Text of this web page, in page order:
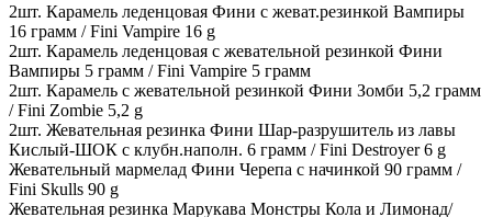
2шт. Карамель леденцовая Фини с жеват.резинкой Вампиры
16 грамм / Fini Vampire 16 g
2шт. Карамель леденцовая с жевательной резинкой Фини
Вампиры 5 грамм / Fini Vampire 5 грамм
2шт. Карамель с жевательной резинкой Фини Зомби 5,2 грамм
/ Fini Zombie 5,2 g
2шт. Жевательная резинка Фини Шар-разрушитель из лавы
Кислый-ШОК с клубн.наполн. 6 грамм / Fini Destroyer 6 g
Жевательный мармелад Фини Черепа с начинкой 90 грамм /
Fini Skulls 90 g
Жевательная резинка Марукава Монстры Кола и Лимонад/